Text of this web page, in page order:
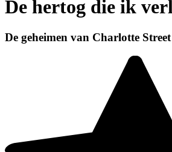
De hertog die ik
De geheimen van Charlotte Street